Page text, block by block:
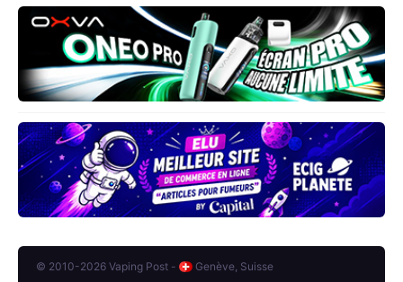
© 2010-2026 Vaping Post - Genève, Suisse